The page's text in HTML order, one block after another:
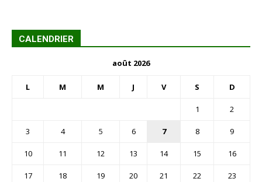
CALENDRIER
août 2026
L M M J V S D
1 2
3 4 5 6 7 8 9
10 11 12 13 14 15 16
17 18 19 20 21 22 23